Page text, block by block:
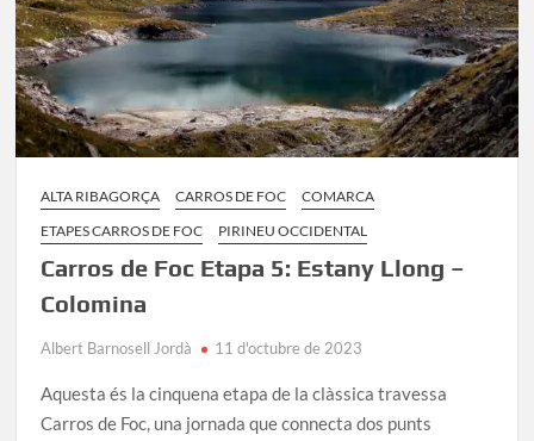
ALTA RIBAGORÇA CARROS DE FOC
COMARCA
ETAPES CARROS DE FOC
PIRINEU OCCIDENTAL
Carros de Foc Etapa 5: Estany Llong –
Colomina
Albert Barnosell Jordà 11 d'octubre de 2023
Aquesta és la cinquena etapa de la clàssica travessa
Carros de Foc, una jornada que connecta dos punts